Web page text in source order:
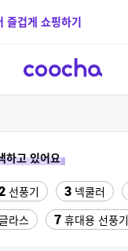
즐겁게 쇼핑하기
하고 있어요
선풍기 3 넥쿨러
라스 7 휴대용 선풍기